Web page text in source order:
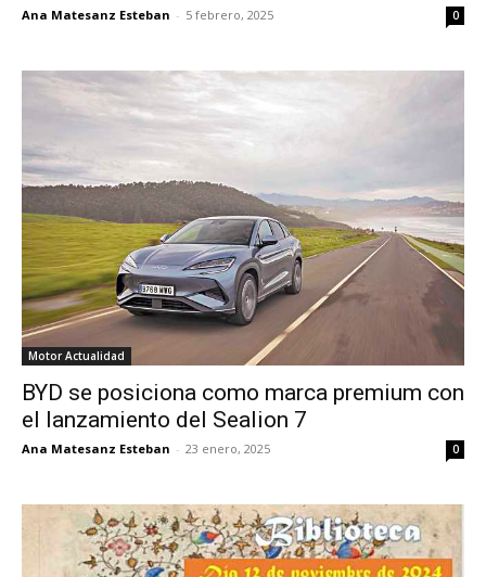
Ana Matesanz Esteban - 5 febrero, 2025 0
Motor Actualidad
BYD se posiciona como marca premium con
el lanzamiento del Sealion 7
Ana Matesanz Esteban - 23 enero, 2025 0